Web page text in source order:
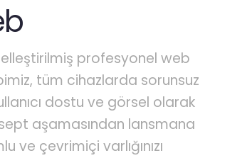
profesyonel web
tüm cihazlarda sorunsuz
dostu ve görsel olarak
aşamasından lansmana
ve çevrimiçi varlığınızı